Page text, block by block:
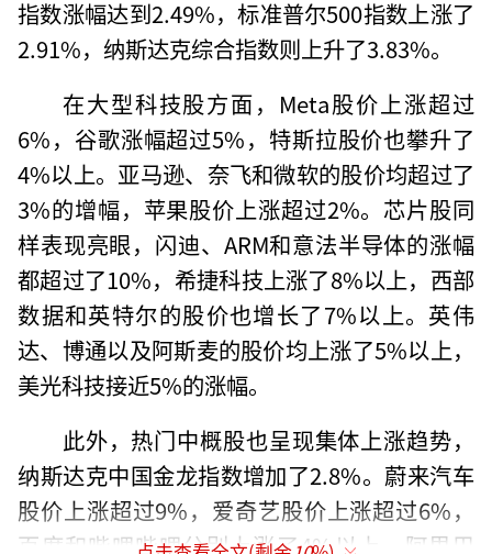
指数涨幅达到2.49%，标准普尔500指数上涨了
2.91%，纳斯达克综合指数则上升了3.83%。
在大型科技股方面，Meta股价上涨超过
6%，谷歌涨幅超过5%，特斯拉股价也攀升了
4%以上。亚马逊、奈飞和微软的股价均超过了
3%的增幅，苹果股价上涨超过2%。芯片股同
样表现亮眼，闪迪、ARM和意法半导体的涨幅
都超过了10%，希捷科技上涨了8%以上，西部
数据和英特尔的股价也增长了7%以上。英伟
达、博通以及阿斯麦的股价均上涨了5%以上，
美光科技接近5%的涨幅。
此外，热门中概股也呈现集体上涨趋势，
纳斯达克中国金龙指数增加了2.8%。蔚来汽车
股价上涨超过9%，爱奇艺股价上涨超过6%，
百度和哔哩哔哩分别上涨了4%以上。阿里巴